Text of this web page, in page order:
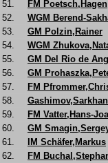
51.
FM Poetsch,Hagen
52.
WGM Berend-
53.
GM Polzin,Rainer
54.
WGM
55.
GM Del Rio de
56.
GM
57.
FM
58.
Gashimov,Sarkhan
59.
FM Vatter,Hans-
60.
GM
61.
IM Schäfer,Markus
62.
FM